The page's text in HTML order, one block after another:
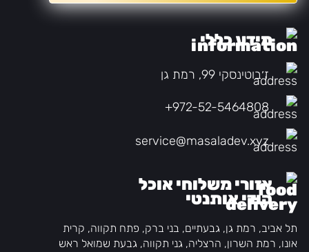
מידע כללי
ז׳בוטינסקי 99, רמת גן
+972-52-5464808
service@masaladev.xyz
אזורי משלוחי אוכל
הודי אותנטי
תל אביב, רמת גן, גבעתיים, בני ברק, פתח תקווה, קרית
אונו, רמת השרון, הרצליה, גני תקווה, גבעת שמואל ראש